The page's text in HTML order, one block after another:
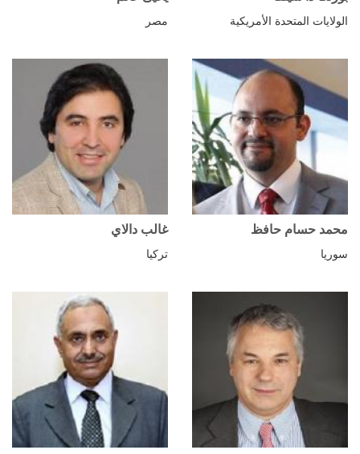
الولايات المتحدة الأمريكية مصر
محمد حسام حافظ
سوريا
غالب دالاي
تركيا